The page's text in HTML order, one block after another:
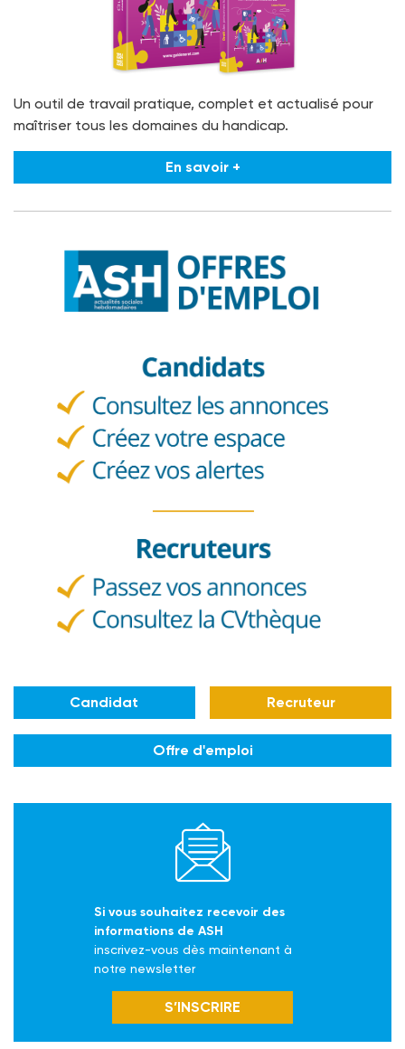
Un outil de travail pratique, complet et actualisé pour
maîtriser tous les domaines du handicap.
En savoir +
Candidat Recruteur
Offre d'emploi
Si vous souhaitez recevoir des
informations de ASH
inscrivez-vous dès maintenant à
notre newsletter
S’INSCRIRE